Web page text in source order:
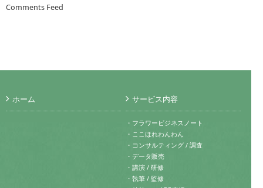
Comments Feed
ホーム サービス内容
・フラワービジネスノート
・ここほれわんわん
・コンサルティング / 調査
・データ販売
・講演 / 研修
・執筆 / 監修